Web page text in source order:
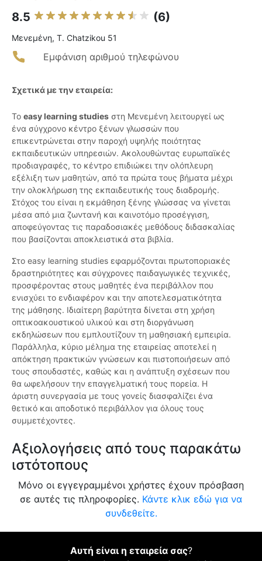
8.5 (6)
Μενεμένη, T. Chatzikou 51
Εμφάνιση αριθμού τηλεφώνου
Σχετικά με την εταιρεία:
Το easy learning studies στη Μενεμένη λειτουργεί ως
ένα σύγχρονο κέντρο ξένων γλωσσών που
επικεντρώνεται στην παροχή υψηλής ποιότητας
εκπαιδευτικών υπηρεσιών. Ακολουθώντας ευρωπαϊκές
προδιαγραφές, το κέντρο επιδιώκει την ολόπλευρη
εξέλιξη των μαθητών, από τα πρώτα τους βήματα μέχρι
την ολοκλήρωση της εκπαιδευτικής τους διαδρομής.
Στόχος του είναι η εκμάθηση ξένης γλώσσας να γίνεται
μέσα από μια ζωντανή και καινοτόμο προσέγγιση,
αποφεύγοντας τις παραδοσιακές μεθόδους διδασκαλίας
που βασίζονται αποκλειστικά στα βιβλία.
Στο easy learning studies εφαρμόζονται πρωτοποριακές
δραστηριότητες και σύγχρονες παιδαγωγικές τεχνικές,
προσφέροντας στους μαθητές ένα περιβάλλον που
ενισχύει το ενδιαφέρον και την αποτελεσματικότητα
της μάθησης. Ιδιαίτερη βαρύτητα δίνεται στη χρήση
οπτικοακουστικού υλικού και στη διοργάνωση
εκδηλώσεων που εμπλουτίζουν τη μαθησιακή εμπειρία.
Παράλληλα, κύριο μέλημα της εταιρείας αποτελεί η
απόκτηση πρακτικών γνώσεων και πιστοποιήσεων από
τους σπουδαστές, καθώς και η ανάπτυξη σχέσεων που
θα ωφελήσουν την επαγγελματική τους πορεία. Η
άριστη συνεργασία με τους γονείς διασφαλίζει ένα
θετικό και αποδοτικό περιβάλλον για όλους τους
συμμετέχοντες.
Αξιολογήσεις από τους παρακάτω
ιστότοπους
Μόνο οι εγγεγραμμένοι χρήστες έχουν πρόσβαση
σε αυτές τις πληροφορίες. Κάντε κλικ εδώ για να
συνδεθείτε.
Αυτή είναι η εταιρεία σας?